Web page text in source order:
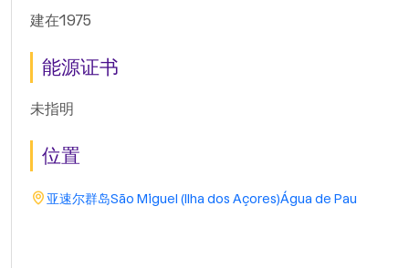
建在1975
能源证书
未指明
位置
亚速尔群岛São Miguel (Ilha dos Açores)Água de Pau